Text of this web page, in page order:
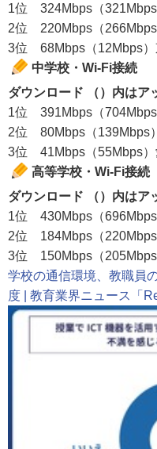
1位 324Mbps（
2位 220Mbps（
3位 68Mbps（12Mbps）
中学校・Wi-Fi接続
ダウンロード （）内はア
1位 391Mbps（
2位 80Mbps（139Mbps
3位 41Mbps（55Mbps）
高等学校・Wi-Fi接続
ダウンロード （）内はア
1位 430Mbps（
2位 184Mbps（
3位 150Mbps（
学校の通信環境、教職員
度 | 教育業界ニュース「